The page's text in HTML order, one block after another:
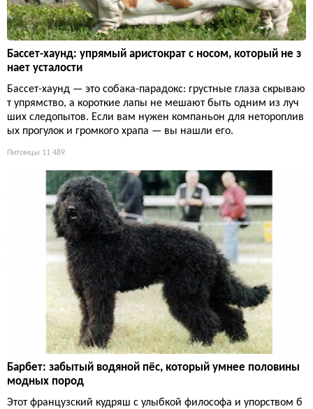
Бассет-хаунд: упрямый аристократ с носом, который не з
нает усталости
Бассет-хаунд — это собака-парадокс: грустные глаза скрываю
т упрямство, а короткие лапы не мешают быть одним из луч
ших следопытов. Если вам нужен компаньон для нетороплив
ых прогулок и громкого храпа — вы нашли его.
Питомцы 11 489
Барбет: забытый водяной пёс, который умнее половины
модных пород
Этот французский кудряш с улыбкой философа и упорством б